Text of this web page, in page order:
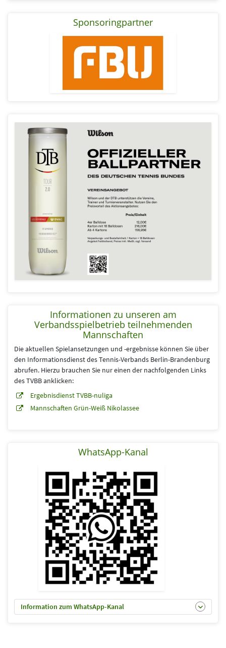
Sponsoringpartner
Informationen zu unseren am
Verbandsspielbetrieb teilnehmenden
Mannschaften
Die aktuellen Spielansetzungen und -ergebnisse können Sie über
den Informationsdienst des Tennis-Verbands Berlin-Brandenburg
abrufen. Hierzu brauchen Sie nur einen der nachfolgenden Links
des TVBB anklicken:
Ergebnisdienst TVBB-nuliga
Mannschaften Grün-Weiß Nikolassee
WhatsApp-Kanal
Information zum WhatsApp-Kanal